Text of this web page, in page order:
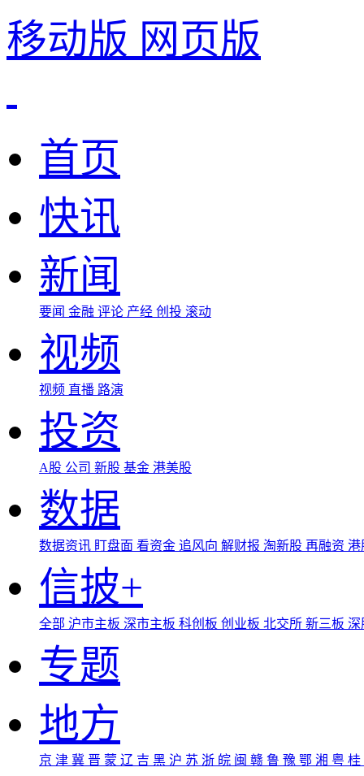
移动版 网页版
首页
快讯
新闻
要闻 金融 评论 产经 创投 滚动
视频
视频 直播 路演
投资
A股 公司 新股 基金 港美股
数据
数据资讯 盯盘面 看资金 追风向 解财报 淘新股 再融资
信披+
全部 沪市主板 深市主板 科创板 创业板 北交所 新三板
专题
地方
京 津 冀 晋 蒙 辽 吉 黑 沪 苏 浙 皖 闽 赣 鲁 豫 鄂 湘 粤 桂